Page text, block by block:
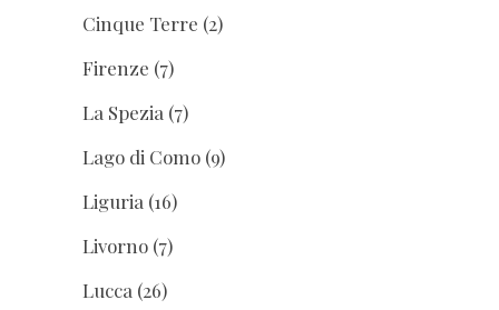
Cinque Terre (2)
Firenze (7)
La Spezia (7)
Lago di Como (9)
Liguria (16)
Livorno (7)
Lucca (26)